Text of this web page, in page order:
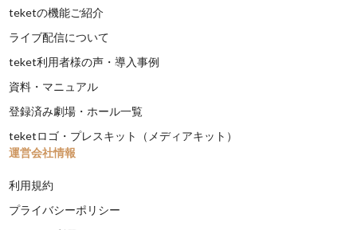
teketの機能ご紹介
ライブ配信について
teket利用者様の声・導入事例
資料・マニュアル
登録済み劇場・ホール一覧
teketロゴ・プレスキット（メディアキット）
運営会社情報
利用規約
プライバシーポリシー